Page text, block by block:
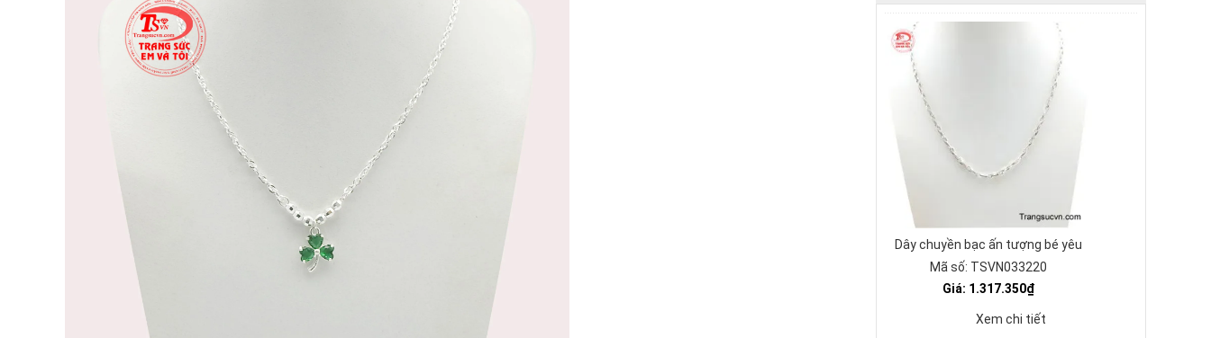
Dây chuyền bạc ấn tượng bé yêu
Mã số: TSVN033220
Giá: 1.317.350₫
Xem chi tiết